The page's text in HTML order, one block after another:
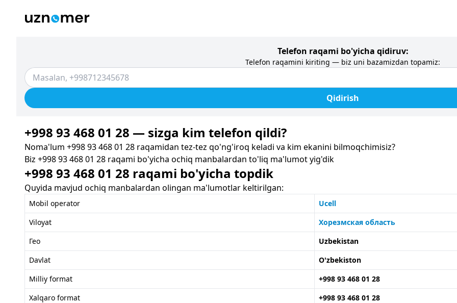
Telefon raqami bo'yicha qidiruv:
Telefon raqamini kiriting — biz uni bazamizdan topamiz:
Qidirish
+998 93 468 01 28 — sizga kim telefon qildi?
Noma'lum +998 93 468 01 28 raqamidan tez-tez qo'ng'iroq keladi va kim ekanini bilmoqchimisiz?
Biz +998 93 468 01 28 raqami bo'yicha ochiq manbalardan to'liq ma'lumot yig'dik
+998 93 468 01 28 raqami bo'yicha topdik
Quyida mavjud ochiq manbalardan olingan ma'lumotlar keltirilgan:
Mobil operator
Ucell
Viloyat
Хорезмская область
Гео
Uzbekistan
Davlat
O'zbekiston
Milliy format
+998 93 468 01 28
Xalqaro format
+998 93 468 01 28